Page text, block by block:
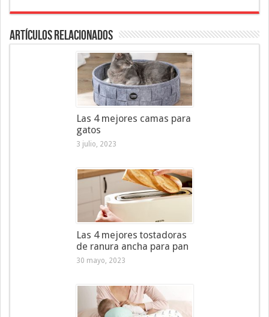
Artículos Relacionados
Las 4 mejores camas para
gatos
3 julio, 2023
Las 4 mejores tostadoras
de ranura ancha para pan
30 mayo, 2023